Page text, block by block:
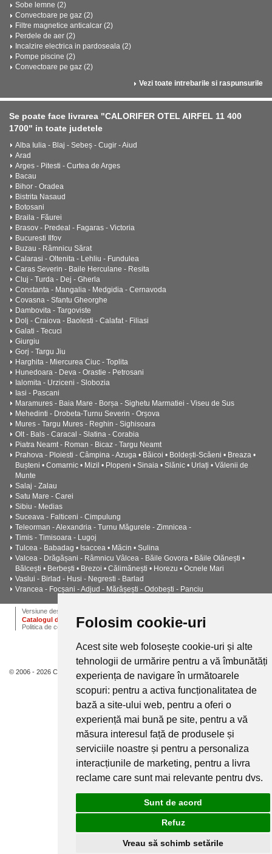
Folosim cookie-uri
Acest site web folosește cookie-uri și alte
tehnologii de urmărire pentru a vă îmbunătăți
experiența de navigare în următoarele
scopuri: pentru a activa funcționalitatea de
bază a site-ului web, pentru a oferi o
experiență mai bună pe site, pentru a vă
măsura interesul față de produsele și
serviciile noastre și pentru a personaliza
interacțiunile de marketing, pentru a livra
reclame care sunt mai relevante pentru dvs.
Sunt de acord
Refuz
Vreau să schimb setările
Sobe lemne (2)
Convectoare pe gaz (2)
Filtre magnetice anticalcar (2)
Perdele de aer (2)
Incalzire electrica in pardoseala (2)
Pompe piscine (2)
Convectoare pe gaz (2)
Vezi toate intrebarile si raspunsurile
Se poate face livrarea "CALORIFER OTEL AIRFEL 11 400
1700" in toate judetele
Alba Iulia - Blaj - Sebeș - Cugir - Aiud
Arad
Arges - Pitesti - Curtea de Arges
Bacau
Bihor - Oradea
Bistrita Nasaud
Botosani
Braila - Făurei
Brasov - Predeal - Fagaras - Victoria
Bucuresti Ilfov
Buzau - Râmnicu Sărat
Calarasi - Oltenita - Lehliu - Fundulea
Caras Severin - Baile Herculane - Resita
Cluj - Turda - Dej - Gherla
Constanta - Mangalia - Medgidia - Cernavoda
Covasna - Sfantu Gheorghe
Dambovita - Targoviste
Dolj - Craiova - Baolesti - Calafat - Filiasi
Galati - Tecuci
Giurgiu
Gorj - Targu Jiu
Harghita - Miercurea Ciuc - Toplita
Hunedoara - Deva - Orastie - Petrosani
Ialomita - Urziceni - Slobozia
Iasi - Pascani
Maramures - Baia Mare - Borșa - Sighetu Marmatiei - Viseu de Sus
Mehedinti - Drobeta-Turnu Severin - Orșova
Mures - Targu Mures - Reghin - Sighisoara
Olt - Bals - Caracal - Slatina - Corabia
Piatra Neamt - Roman - Bicaz - Targu Neamt
Prahova - Ploiesti - Câmpina - Azuga • Băicoi • Boldești-Scăeni • Breaza •
Bușteni • Comarnic • Mizil • Plopeni • Sinaia • Slănic • Urlați • Vălenii de
Munte
Salaj - Zalau
Satu Mare - Carei
Sibiu - Medias
Suceava - Falticeni - Cimpulung
Teleorman - Alexandria - Turnu Măgurele - Zimnicea -
Timis - Timisoara - Lugoj
Tulcea - Babadag • Isaccea • Măcin • Sulina
Valcea - Drăgășani - Râmnicu Vâlcea - Băile Govora • Băile Olănești •
Bălcești • Berbești • Brezoi • Călimănești • Horezu • Ocnele Mari
Vaslui - Birlad - Husi - Negresti - Barlad
Vrancea - Focșani - Adjud - Mărășești - Odobești - Panciu
Versiune desktop
Catalogul de instalatii termice, ventilatie si climatizare CALOR
Politica de confidentialitate
© 2006 - 2026 Calor.